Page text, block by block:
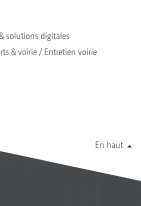
solutions digitales
& voirie
Entretien voirie
En haut